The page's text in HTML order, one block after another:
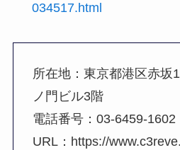
034517.html
所在地：東京都港区赤坂
ノ門ビル3階
電話番号：03-6459-1602
URL：https://